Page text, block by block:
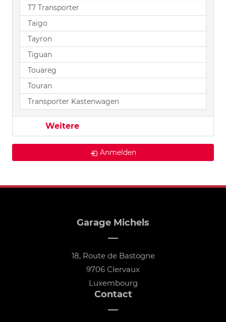
T7 Transporter
Taigo
Tayron
Tiguan
Touareg
Touran
Transporter Kastenwagen
Weitere
Anmelden
Garage Michels
18, Route de Bastogne
9706 Clervaux
Luxembourg
Contact